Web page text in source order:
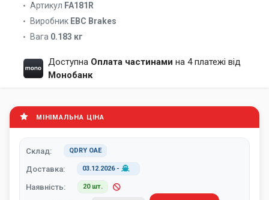
Артикул FA181R
Виробник EBC Brakes
Вага 0.183 кг
Доступна Оплата частинами на 4 платежі від
Монобанк
МІНІМАЛЬНА ЦІНА
Склад: QDRY ОАЕ
Доставка: 03.12.2026-
Наявність: 20 шт.